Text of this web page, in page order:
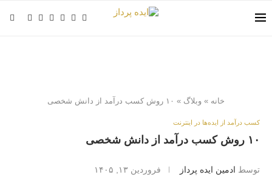
خانه » وبلاگ » ۱۰ روش کسب درآمد از دانش شخصی
کسب درآمد از ایده‌ها در اینترنت
۱۰ روش کسب درآمد از دانش شخصی
توسط ادمین ایده پرداز فروردین ۱۳, ۱۴۰۵